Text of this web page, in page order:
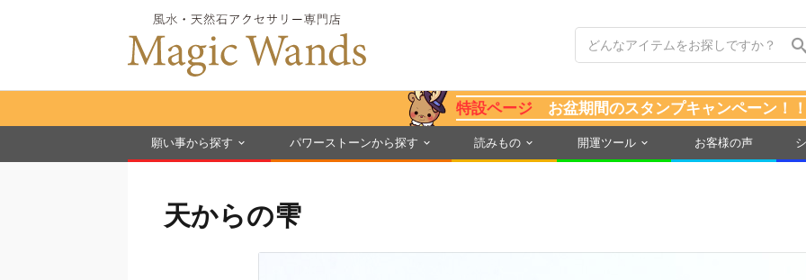
特設ページ お盆期間のスタンプキャンペーン！
願い事から探す パワーストーンから探す 読みもの 開運ツール お客様の声
天からの雫